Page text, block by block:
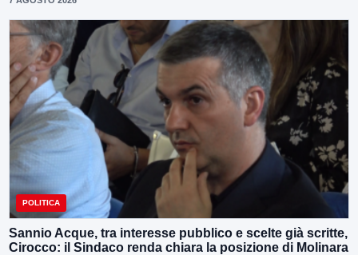
POLITICA
Sannio Acque, tra interesse pubblico e scelte già scritte,
Cirocco: il Sindaco renda chiara la posizione di Molinara